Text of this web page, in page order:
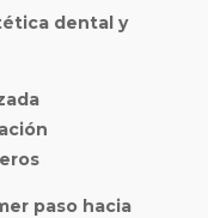
dental y
paso hacia